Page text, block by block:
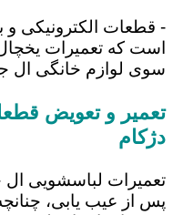
- قطعات الکترونیکی و
است که تعمیرات
سوی لوازم خانگی ال
تعمیر و تعویض
دژکام
تعمیرات لباسشویی ال
پس از عیب یابی،